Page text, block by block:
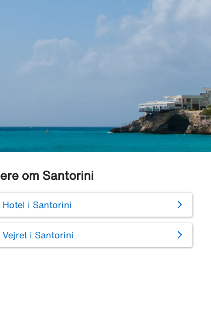
om Santorini
Hotel i Santorini
Vejret i Santorini